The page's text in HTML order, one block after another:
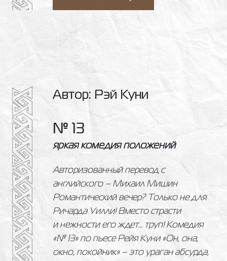
Автор: Рэй Куни
№ 13
яркая комедия положений
Авторизованный перевод с
английского – Михаил Мишин
Романтический вечер? Только не для
Ричарда Уилли! Вместо страсти
и нежности его ждет… труп! Комедия
«№ 13» по пьесе Рейя Куни «Он, она,
окно, покойник» – это ураган абсурда,